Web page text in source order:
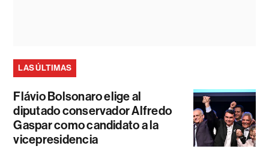
LAS ÚLTIMAS
Flávio Bolsonaro elige al
diputado conservador Alfredo
Gaspar como candidato a la
vicepresidencia